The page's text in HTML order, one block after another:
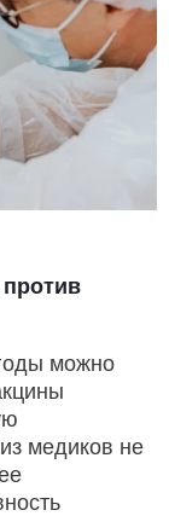
можно
медиков не